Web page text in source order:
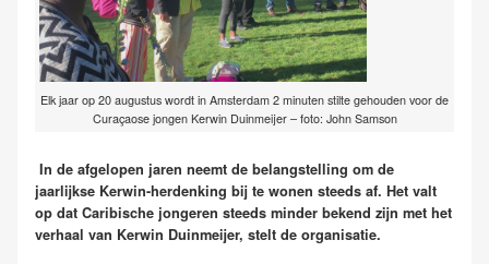
Elk jaar op 20 augustus wordt in Amsterdam 2 minuten stilte gehouden voor de
Curaçaose jongen Kerwin Duinmeijer – foto: John Samson
In de afgelopen jaren neemt de belangstelling om de
jaarlijkse Kerwin-herdenking bij te wonen steeds af. Het valt
op dat Caribische jongeren steeds minder bekend zijn met het
verhaal van Kerwin Duinmeijer, stelt de organisatie.